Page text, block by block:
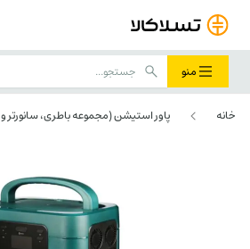
منو
خانه پاور استیشن (مجموعه باطری، سانورتر و ups )